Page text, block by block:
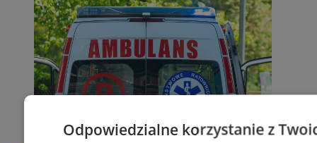
Odpowiedzialne korzystanie z